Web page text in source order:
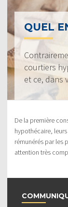
QUEL
courtiers
et ce, dans
De la première
hypothécaire,
rémunérés par les
attention très